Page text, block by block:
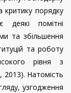
порядку
деякі помітні
та збільшення
та роботу
рівня з
2013). Натомість
узгодження